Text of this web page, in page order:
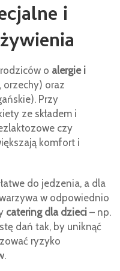
i
o alergie i
orzechy) oraz
Przy
ze składem i
czy
komfort i
do jedzenia, a dla
w odpowiednio
catering dla dzieci– np.
dań tak, by uniknąć
ryzyko